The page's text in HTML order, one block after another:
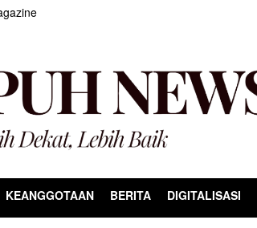
KEANGGOTAAN BERITA DIGITALISASI